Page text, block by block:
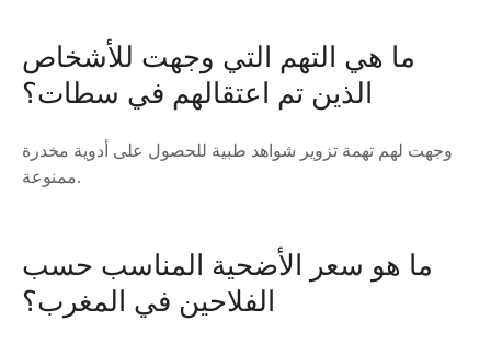
ما هي التهم التي وجهت للأشخاص
الذين تم اعتقالهم في سطات؟
وجهت لهم تهمة تزوير شواهد طبية للحصول على أدوية مخدرة
ممنوعة.
ما هو سعر الأضحية المناسب حسب
الفلاحين في المغرب؟